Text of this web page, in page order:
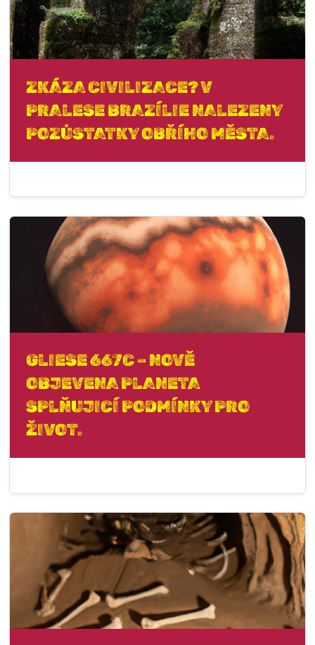
ZKÁZA CIVILIZACE? V
PRALESE BRAZÍLIE NALEZENY
POZŮSTATKY OBŘÍHO MĚSTA.
GLIESE 667C – NOVĚ
OBJEVENA PLANETA
SPLŇUJICÍ PODMÍNKY PRO
ŽIVOT.